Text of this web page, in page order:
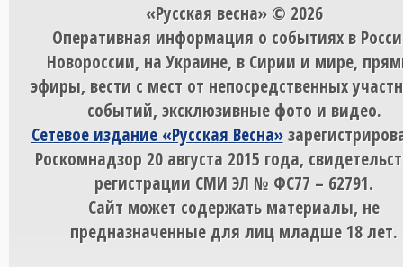
«Русская весна» © 2026
Оперативная информация о событиях в
Новороссии, на Украине, в Сирии и мире,
эфиры, вести с мест от непосредственных
событий, эксклюзивные фото и видео.
Сетевое издание «Русская Весна»
Роскомнадзор 20 августа 2015 года,
регистрации СМИ ЭЛ № ФС77 – 62791.
Сайт может содержать материалы, не
предназначенные для лиц младше 18 лет.